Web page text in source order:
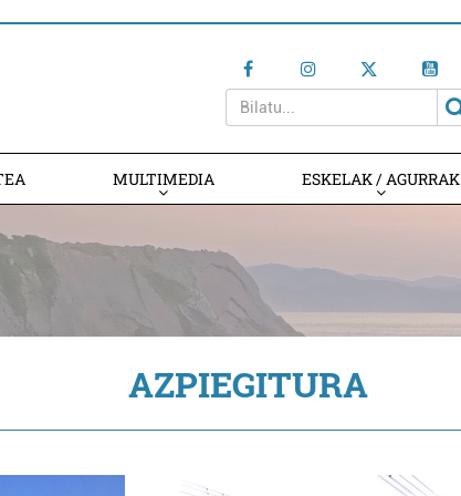
MULTIMEDIA ESKELAK / AGURRAK
AZPIEGITURA